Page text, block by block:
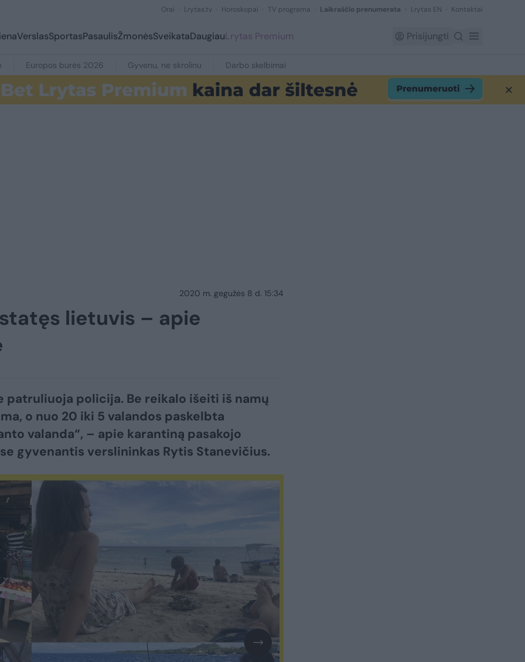
Orai Lrytas.tv Horoskopai TV programa Laikraščio prenumerata Lrytas EN Kontaktai
VerslasSportasPasaulisŽmonėsSveikataDaugiauLrytas Premium Prisijungti
Europos burės 2026 Gyvenu, ne skrolinu Darbo skelbimai
2020 m. gegužės 8 d. 15:34
lietuvis – apie
patruliuoja policija. Be reikalo išeiti iš namų
o nuo 20 iki 5 valandos paskelbta
valanda“, – apie karantiną pasakojo
gyvenantis verslininkas Rytis Stanevičius.